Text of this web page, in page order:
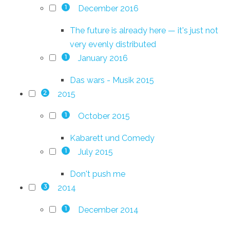
1 December 2016
The future is already here — it's just not
very evenly distributed
1 January 2016
Das wars - Musik 2015
2 2015
1 October 2015
Kabarett und Comedy
1 July 2015
Don't push me
3 2014
1 December 2014